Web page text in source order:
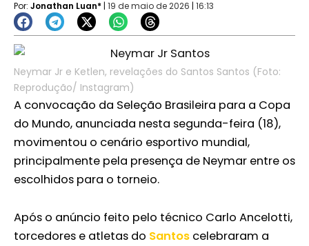
Por: Jonathan Luan* | 19 de maio de 2026 | 16:13
Neymar Jr e Ketlen, revelações do Santos Santos (Foto:
Reprodução/ Instagram)
A convocação da Seleção Brasileira para a Copa
do Mundo, anunciada nesta segunda-feira (18),
movimentou o cenário esportivo mundial,
principalmente pela presença de Neymar entre os
escolhidos para o torneio.
Após o anúncio feito pelo técnico Carlo Ancelotti,
torcedores e atletas do Santos celebraram a